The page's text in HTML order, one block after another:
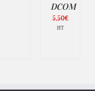
DCOM
5,50€
HT